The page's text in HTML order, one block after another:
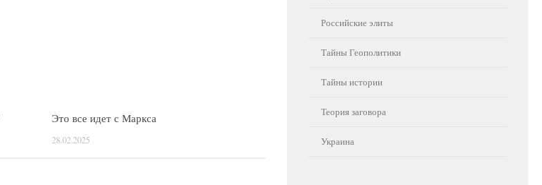
Это все идет с Маркса
28.02.2025
Российские элиты
Тайны Геополитики
Тайны истории
Теория заговора
Украина